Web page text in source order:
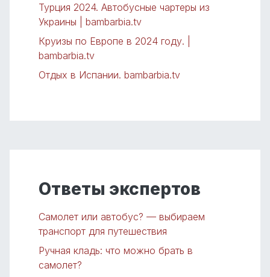
Турция 2024. Автобусные чартеры из
Украины | bambarbia.tv
Круизы по Европе в 2024 году. |
bambarbia.tv
Отдых в Испании. bambarbia.tv
Ответы экспертов
Самолет или автобус? — выбираем
транспорт для путешествия
Ручная кладь: что можно брать в
самолет?